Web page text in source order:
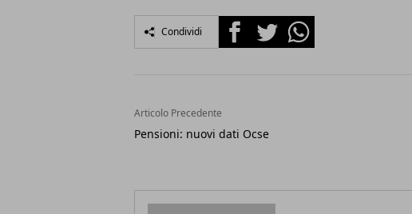
Condividi FacebookTwitterWhatsapp
Articolo Precedente
Pensioni: nuovi dati Ocse